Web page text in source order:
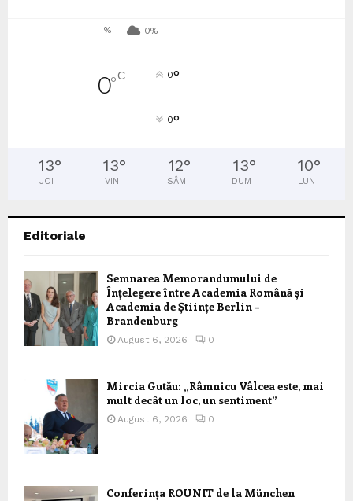
% 0%
0°C 0°
0°
13°
JOI
13°
VIN
12°
SÂM
13°
DUM
10°
LUN
Editoriale
Semnarea Memorandumului de
Înțelegere între Academia Română și
Academia de Științe Berlin –
Brandenburg
August 6, 2026 0
Mircia Gutău: „Râmnicu Vâlcea este, mai
mult decât un loc, un sentiment”
August 6, 2026 0
Conferința ROUNIT de la München